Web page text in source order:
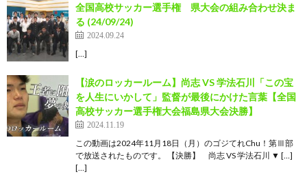
全国高校サッカー選手権 県大会の組み合わせ決ま
る (24/09/24)
2024.09.24
[…]
【涙のロッカールーム】尚志 VS 学法石川「この宝
を人生にいかして」監督が最後にかけた言葉【全国
高校サッカー選手権大会福島県大会決勝】
2024.11.19
この動画は2024年11月18日（月）のゴジてれChu！第Ⅲ部
で放送されたものです。 【決勝】 尚志 VS 学法石川 ▼ […]
[…]